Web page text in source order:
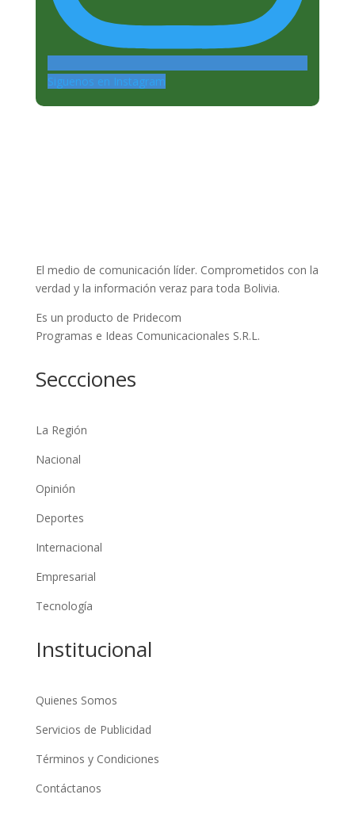
Siguenos en Instagram
El medio de comunicación líder. Comprometidos con la
verdad y la información veraz para toda Bolivia.
Es un producto de Pridecom
Programas e Ideas Comunicacionales S.R.L.
Seccciones
La Región
Nacional
Opinión
Deportes
Internacional
Empresarial
Tecnología
Institucional
Quienes Somos
Servicios de Publicidad
Términos y Condiciones
Contáctanos